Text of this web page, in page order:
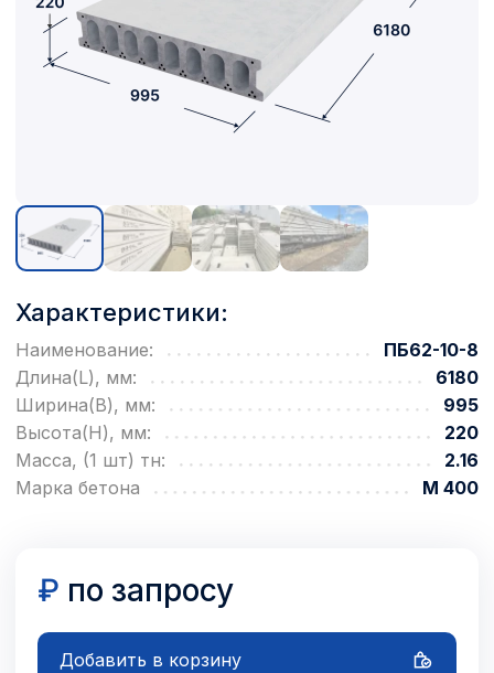
Характеристики:
Наименование:
ПБ62-10-8
Длина(L), мм:
6180
Ширина(B), мм:
995
Высота(H), мм:
220
Масса, (1 шт) тн:
2.16
Марка бетона
М 400
₽ по запросу
Добавить в корзину